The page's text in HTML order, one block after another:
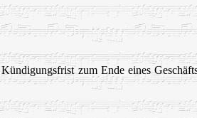
zum Ende eines